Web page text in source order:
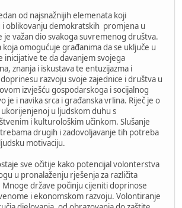
od najsnažnijih elemenata koji
oblikovanju demokratskih promjena u
važan dio svakoga suvremenog društva.
koja omogućuje građanima da se uključe u
inicijative te da davanjem svojega
znanja i iskustava te entuzijazma i
razvoju svoje zajednice i društva u
izvješću gospodarskoga i socijalnog
je i navika srca i građanska vrlina. Riječ je o
u ljudskom duhu s
i kulturološkim učinkom. Slušanje
drugih i zadovoljavanje tih potreba
motivaciju.
sve očitije kako potencijal volonterstva
u pronalaženju rješenja za različita
države počinju cijeniti doprinose
i ekonomskom razvoju. Volontiranje